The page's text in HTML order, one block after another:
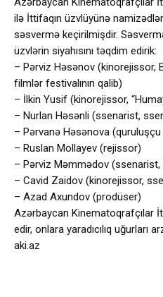
ilə İttifaqın üzvlüyünə
səsvermə keçirilmişdir.
üzvlərin siyahısını təqdim edirik:
– Pərviz Həsənov (kinorejissor,
filmlər festivalının qalib)
– İlkin Yusif (kinorejissor,
– Nurlan Həsənli (ssenarist,
– Pərvanə Həsənova
– Ruslan Mollayev (rejissor)
– Pərviz Məmmədov
– Cavid Zaidov (kinorejissor,
– Azad Axundov (prodüser)
Azərbaycan Kinematoqrafçılar
edir, onlara yaradıcılıq uğurları
aki.az